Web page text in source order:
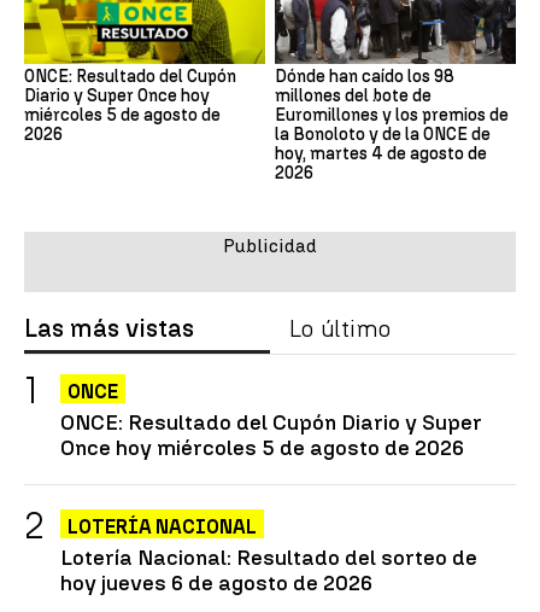
ONCE: Resultado del Cupón
Diario y Super Once hoy
miércoles 5 de agosto de
2026
Dónde han caído los 98
millones del bote de
Euromillones y los premios de
la Bonoloto y de la ONCE de
hoy, martes 4 de agosto de
2026
Las más vistas Lo último
ONCE
ONCE: Resultado del Cupón Diario y Super
Once hoy miércoles 5 de agosto de 2026
LOTERÍA NACIONAL
Lotería Nacional: Resultado del sorteo de
hoy jueves 6 de agosto de 2026